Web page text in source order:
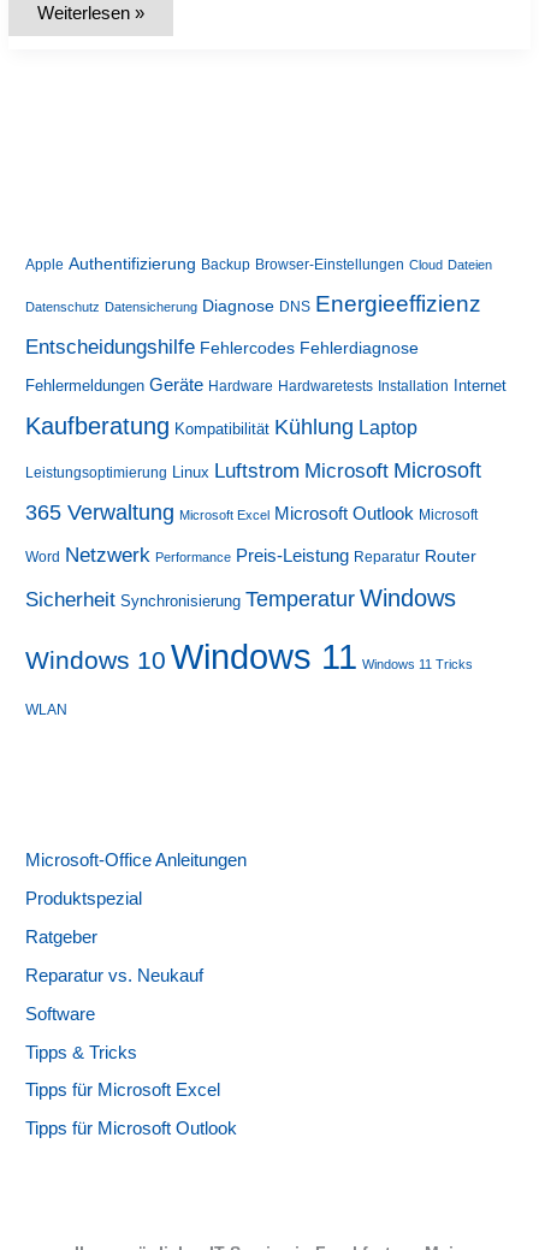
Hyper-
Weiterlesen »
Apple Authentifizierung Backup Browser-Einstellungen Cloud Dateien
Datenschutz Datensicherung Diagnose DNS Energieeffizienz
Entscheidungshilfe Fehlercodes Fehlerdiagnose
Fehlermeldungen Geräte Hardware Hardwaretests Installation Internet
Kaufberatung Kompatibilität Kühlung Laptop
Leistungsoptimierung Linux Luftstrom Microsoft Microsoft
365 Verwaltung Microsoft Excel Microsoft Outlook Microsoft
Word Netzwerk Performance Preis-Leistung Reparatur Router
Sicherheit Synchronisierung Temperatur Windows
Windows 10 Windows 11 Windows 11 Tricks
WLAN
Microsoft-Office Anleitungen
Produktspezial
Ratgeber
Reparatur vs. Neukauf
Software
Tipps & Tricks
Tipps für Microsoft Excel
Tipps für Microsoft Outlook